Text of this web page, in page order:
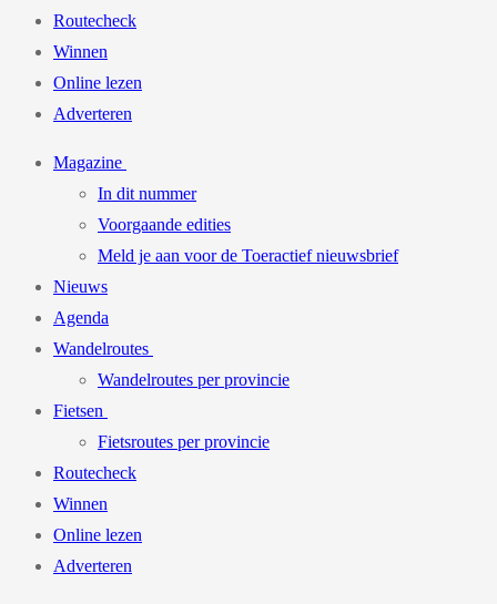
Routecheck
Winnen
Online lezen
Adverteren
Magazine
In dit nummer
Voorgaande edities
Meld je aan voor de Toeractief nieuwsbrief
Nieuws
Agenda
Wandelroutes
Wandelroutes per provincie
Fietsen
Fietsroutes per provincie
Routecheck
Winnen
Online lezen
Adverteren